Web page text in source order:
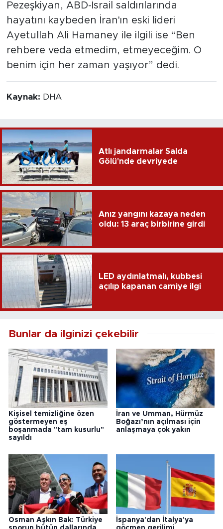
Pezeşkiyan, ABD-İsrail saldırılarında
hayatını kaybeden İran'ın eski lideri
Ayetullah Ali Hamaney ile ilgili ise “Ben
rehbere veda etmedim, etmeyeceğim. O
benim için her zaman yaşıyor” dedi.
Kaynak: DHA
Atlı jandarmalar Salda
Gölü'nde devriyede
Anız yangını kazaya neden
oldu: 13 araç birbirine girdi
LED aydınlatmalı, kubbesi
açılıp kapanan camiye ilgi
Bunlar da ilginizi çekebilir
Kişisel temizliğine özen
göstermeyen eş
boşanmada "tam kusurlu"
sayıldı
İran ve Umman, Hürmüz
Boğazı’nın açılması için
anlaşmaya çok yakın
Osman Aşkın Bak: Türkiye
İspanya'dan İtalya'ya